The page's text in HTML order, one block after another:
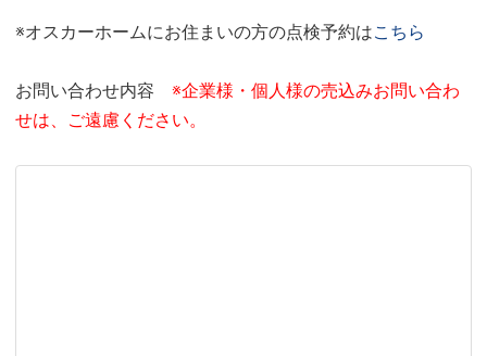
※オスカーホームにお住まいの方の点検予約はこちら
お問い合わせ内容 ※企業様・個人様の売込みお問い合わ
せは、ご遠慮ください。